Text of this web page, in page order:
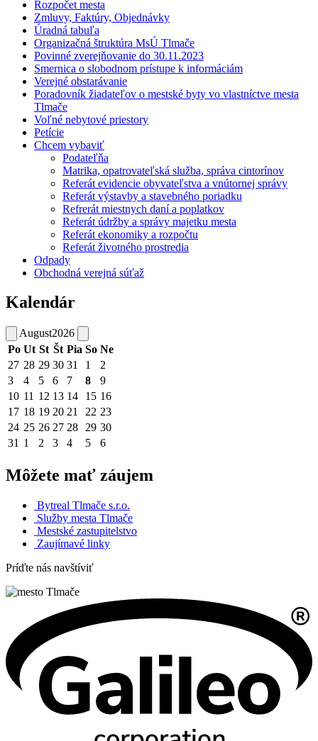
Rozpočet mesta
Zmluvy, Faktúry, Objednávky
Úradná tabuľa
Organizačná štruktúra MsÚ Tlmače
Povinné zverejňovanie do 30.11.2023
Smernica o slobodnom prístupe k informáciám
Verejné obstarávanie
Poradovník žiadateľov o mestské byty vo vlastníctve mesta
Tlmače
Voľné nebytové priestory
Petície
Chcem vybaviť
Podateľňa
Matrika, opatrovateľská služba, správa cintorínov
Referát evidencie obyvateľstva a vnútornej správy
Referát výstavby a stavebného poriadku
Refrerát miestnych daní a poplatkov
Referát údržby a správy majetku mesta
Referát ekonomiky a rozpočtu
Referát životného prostredia
Odpady
Obchodná verejná súťaž
Kalendár
August2026
Po Ut St Št Pia So Ne
27 28 29 30 31 1
2
3
4 5 6 7 8
9
10 11 12 13 14 15 16
17 18 19 20 21 22 23
24 25 26 27 28 29 30
31 1 2 3 4 5 6
Môžete mať záujem
Bytreal Tlmače s.r.o.
Služby mesta Tlmače
Mestské zastupitelstvo
Zaujímavé linky
Príďte nás navštíviť